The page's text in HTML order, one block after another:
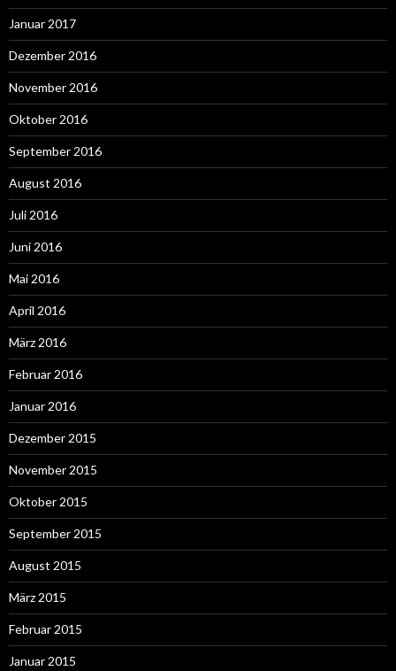
Januar 2017
Dezember 2016
November 2016
Oktober 2016
September 2016
August 2016
Juli 2016
Juni 2016
Mai 2016
April 2016
März 2016
Februar 2016
Januar 2016
Dezember 2015
November 2015
Oktober 2015
September 2015
August 2015
März 2015
Februar 2015
Januar 2015